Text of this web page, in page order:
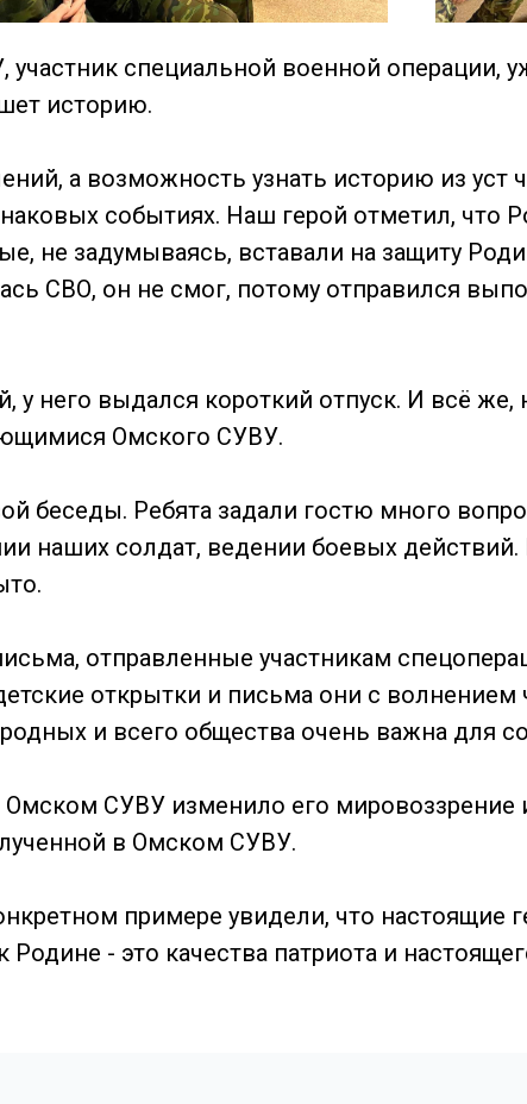
специальной военной операции,
историю.
а возможность узнать историю из уст
событиях. Наш герой отметил, что
не задумываясь, вставали на защиту
СВО, он не смог, потому отправился
у него выдался короткий отпуск. И всё же,
Омского СУВУ.
беседы. Ребята задали гостю много
наших солдат, ведении боевых действий.
отправленные участникам
открытки и письма они с
и всего общества очень важна для
Омском СУВУ изменило его мировоззрение
в Омском СУВУ.
примере увидели, что настоящие
- это качества патриота и